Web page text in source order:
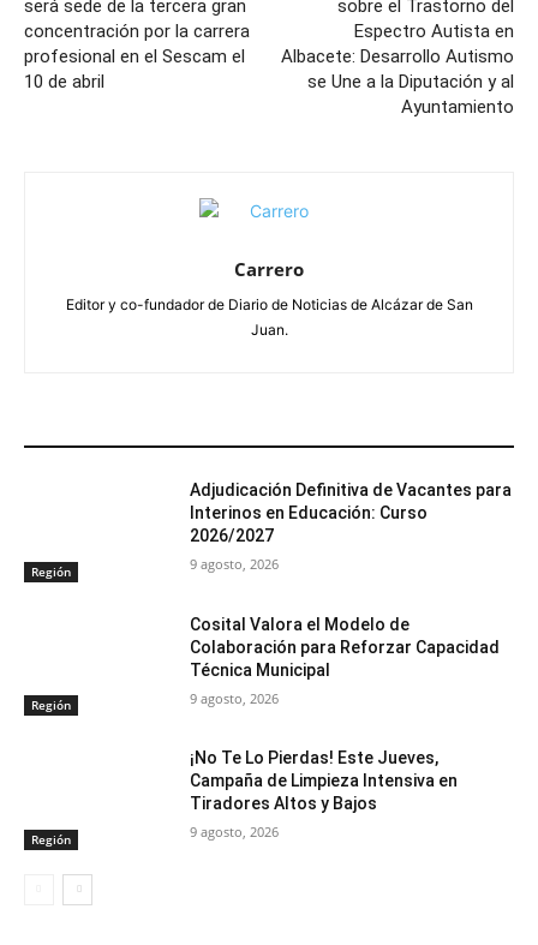
será sede de la tercera gran
concentración por la carrera
profesional en el Sescam el
10 de abril
sobre el Trastorno del
Espectro Autista en
Albacete: Desarrollo Autismo
se Une a la Diputación y al
Ayuntamiento
Carrero
Editor y co-fundador de Diario de Noticias de Alcázar de San
Juan.
Región
Adjudicación Definitiva de Vacantes para
Interinos en Educación: Curso
2026/2027
9 agosto, 2026
Región
Cosital Valora el Modelo de
Colaboración para Reforzar Capacidad
Técnica Municipal
9 agosto, 2026
Región
¡No Te Lo Pierdas! Este Jueves,
Campaña de Limpieza Intensiva en
Tiradores Altos y Bajos
9 agosto, 2026